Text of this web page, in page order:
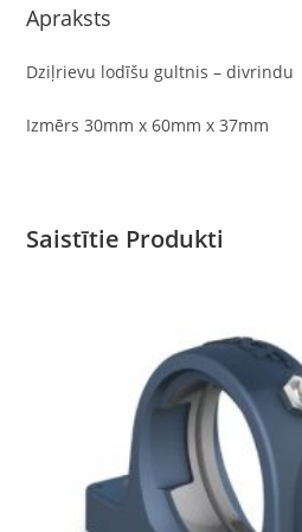
Apraksts
Dziļrievu lodīšu gultnis – divrindu
Izmērs 30mm x 60mm x 37mm
Saistītie Produkti